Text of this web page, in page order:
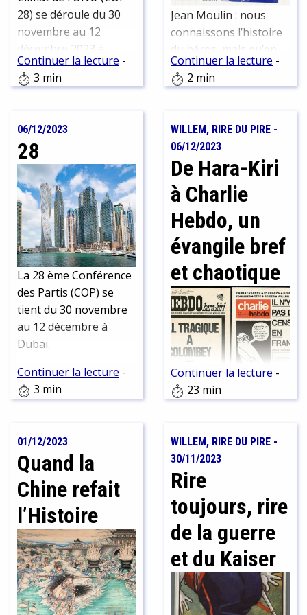
pas de soulever les
polémiques. Mais de
quoi parle-t-on
aujourd’hui lorsque
l’on parle d’ésotérisme
morale des Francs-
maçons et des adeptes
de la rose-croix, les
disciples d’Alan Kardec
et les influenceurs du
Witchtok ?
et une armée de "quiet
quitters" proteste
silencieusement contre
des conditions de
travail qu'ils ne
supportent plus.
28) se déroule du 30
novembre au 12
décembre 2023 à
Dubaï, aux Émirats
Arabes Unis.
Continuer la lecture -
3 min
Jean Moulin : nous
connaissons l’histoire
du héros, mais qu’en
disent ceux qui l’ont
connu ? Du 30
Centre d’Histoire de la
Résistance et de la
Déportation (CHRD -
Lyon 7) dédie une
exposition intime à
l’humain derrière la
légende.
Continuer la lecture -
2 min
06/12/2023
28
La 28 ème Conférence
des Partis (COP) se
tient du 30 novembre
au 12 décembre à
Dubaï.
Continuer la lecture -
3 min
WILLEM, RIRE DU PIRE -
06/12/2023
De Hara-Kiri
à Charlie
Hebdo, un
évangile bref
et chaotique
Hara-kiri est un
deviendra ensuite un
Hebdo, puis un
mensuel, un Charlie
matin, un Charlie
mensuel et enfin, un
Charlie Hebdo. Les
périodicités et les
noms changent au gré
des humeurs et des
censures politiques.
Continuer la lecture -
23 min
01/12/2023
Quand la
Chine refait
l’Histoire
WILLEM, RIRE DU PIRE -
30/11/2023
Rire
toujours, rire
de la guerre
et du Kaiser